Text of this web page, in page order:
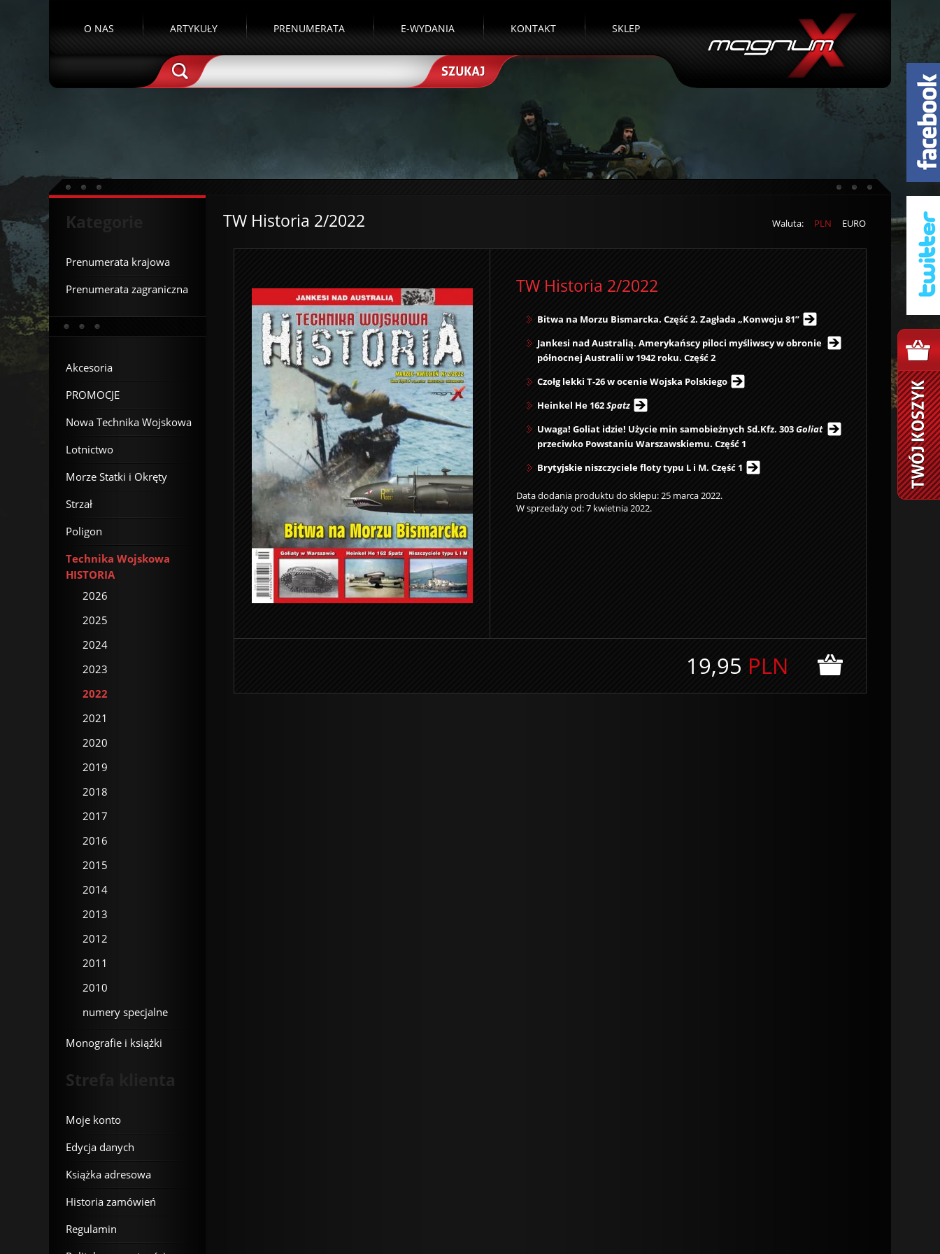
O NAS ARTYKUŁY PRENUMERATA E-WYDANIA KONTAKT SKLEP
Waluta: PLN EURO
TW Historia 2/2022
TW Historia 2/2022
Bitwa na Morzu Bismarcka. Część 2. Zagłada „Konwoju 81”
Jankesi nad Australią. Amerykańscy piloci myśliwscy w obronie
północnej Australii w 1942 roku. Część 2
Czołg lekki T-26 w ocenie Wojska Polskiego
Heinkel He 162Spatz
Uwaga! Goliat idzie! Użycie min samobieżnych Sd.Kfz. 303Goliat
przeciwko Powstaniu Warszawskiemu. Część 1
Brytyjskie niszczyciele floty typu L i M. Część 1
Data dodania produktu do sklepu: 25 marca 2022.
W sprzedaży od: 7 kwietnia 2022.
19,95 PLN
Kategorie
Prenumerata krajowa
Prenumerata zagraniczna
Akcesoria
PROMOCJE
Nowa Technika Wojskowa
Lotnictwo
Morze Statki i Okręty
Strzał
Poligon
Technika Wojskowa
HISTORIA
2026
2025
2024
2023
2022
2021
2020
2019
2018
2017
2016
2015
2014
2013
2012
2011
2010
numery specjalne
Monografie i książki
Strefa klienta
Moje konto
Edycja danych
Książka adresowa
Historia zamówień
Regulamin